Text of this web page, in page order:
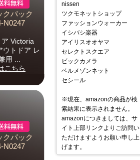
クパック
N0247
Victoria
ウトドア レ
用 ...
こちら
クパック
N0247
nissen
ツクモネットショップ
ファッションウォーカー
イシバシ楽器
アイリスオオヤマ
セレクトスクエア
ビックカメラ
ベルメゾンネット
セシール
※現在、amazonの商品が検
索結果に表示されません。
amazonにつきましては、サ
イト上部リンクよりご訪問い
ただけますようお願い申し上
げます。